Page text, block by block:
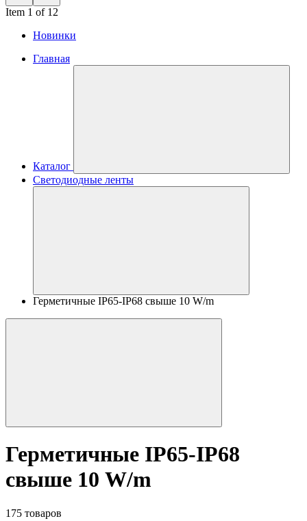
Item 1 of 12
Новинки
Главная
Каталог
Светодиодные ленты
Герметичные IP65-IP68 свыше 10 W/m
Герметичные IP65-IP68
свыше 10 W/m
175 товаров